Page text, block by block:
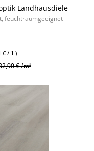
Landhausdiele
feuchtraumgeeignet
€ / 1 )
€ /m²